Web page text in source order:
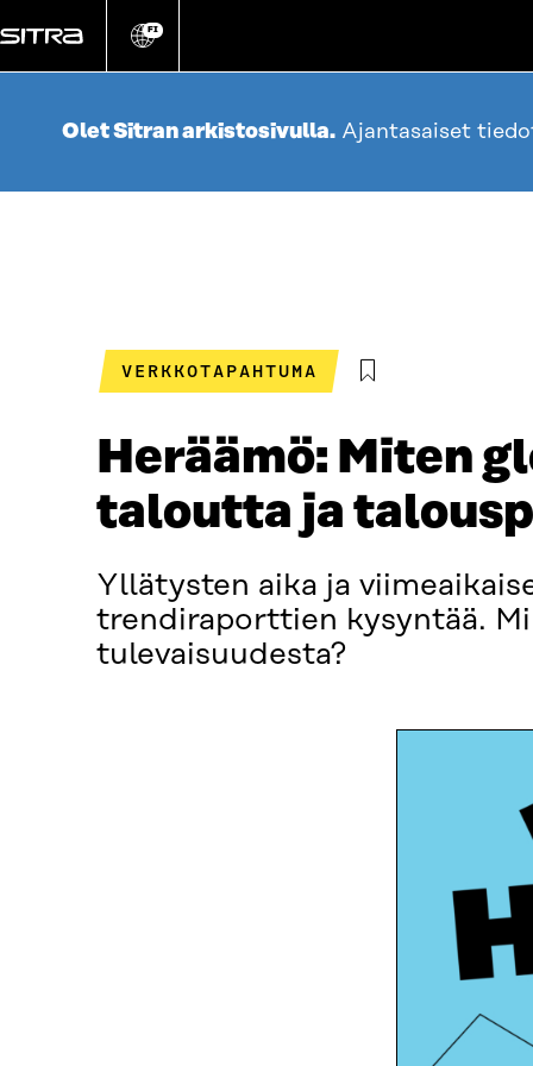
suoraan
Vaihda
kieli
FI
Olet Sitran arkistosivulla. Ajantasaiset
VERKKOTAPAHTUMA
Heräämö: Miten
taloutta ja
Yllätysten aika ja
trendiraporttien kysyntää.
tulevaisuudesta?